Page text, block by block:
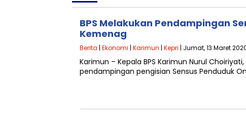
BPS Melakukan Pendampingan
Kemenag
Berita | Ekonomi | Karimun | Kepri | Jumat, 13 Maret
Karimun – Kepala BPS Karimun Nurul
pendampingan pengisian Sensus Penduduk